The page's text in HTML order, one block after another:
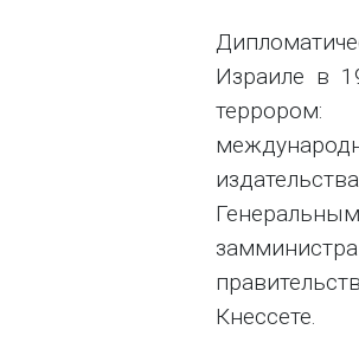
Израиле в
террором:
Кнессете.